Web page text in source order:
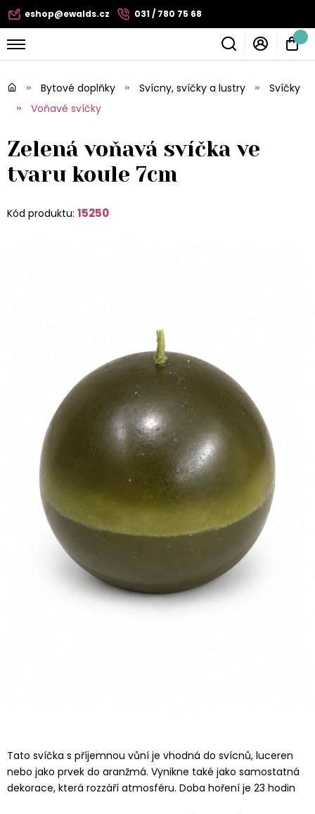
eshop@ewalds.cz 031 / 780 75 68
Bytové doplňky Svícny, svíčky a lustry
Svíčky
Voňavé svíčky
Zelená voňavá svíčka ve
tvaru koule 7cm
Kód produktu: 15250
Tato svíčka s příjemnou vůní je vhodná do svícnů, luceren
nebo jako prvek do aranžmá. Vynikne také jako samostatná
dekorace, která rozzáří atmosféru. Doba hoření je 23 hodin